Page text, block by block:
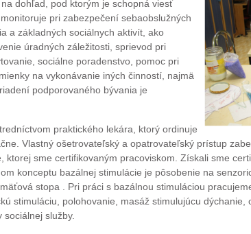
dohľad, pod ktorým je schopná viesť
pri zabezpečení sebaobslužných
a základných sociálnych aktivít, ako
úradných záležitosti, sprievod pri
sociálne poradenstvo, pomoc pri
na vykonávanie iných činností, najmä
podporovaného bývania je
praktického lekára, ktorý ordinuje
Vlastný ošetrovateľský a opatrovateľský prístup
sme certifikovaným pracoviskom. Získali sme
konceptu bazálnej stimulácie je pôsobenie na
stopa . Pri práci s bazálnou stimuláciou
stimuláciu, polohovanie, masáž stimulujúcu
sociálnej služby.